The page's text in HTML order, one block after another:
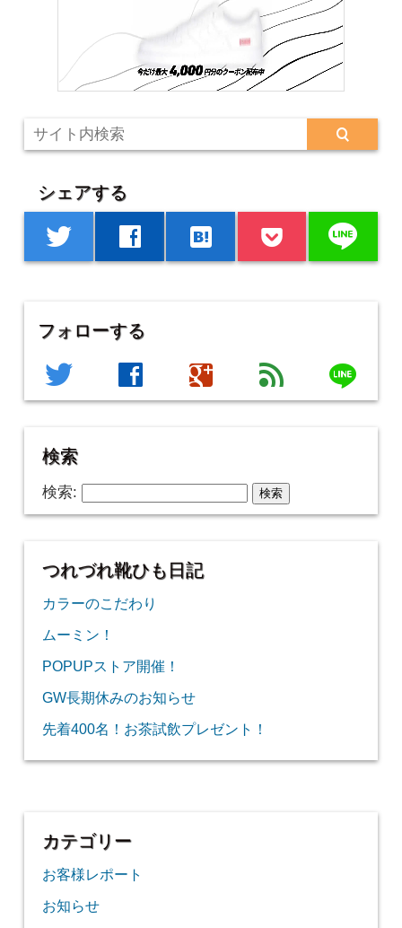
シェアする
twitter facebook hatenabookmark line
フォローする
twitter facebook google feed line
検索
検索:
つれづれ靴ひも日記
カラーのこだわり
ムーミン！
POPUPストア開催！
GW長期休みのお知らせ
先着400名！お茶試飲プレゼント！
カテゴリー
お客様レポート
お知らせ